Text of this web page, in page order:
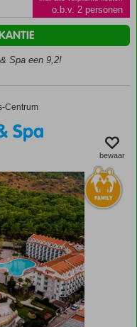
o.b.v. 2 personen
Spa een 9,2!
Centrum
Spa
bewaar